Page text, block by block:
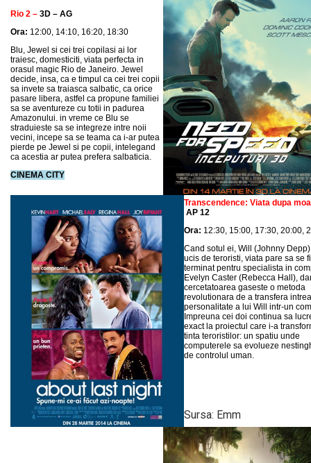
Rio 2 – 3D – AG
Ora: 12:00, 14:10, 16:20, 18:30
Blu, Jewel si cei trei copilasi ai lor
traiesc, domesticiti, viata perfecta in
orasul magic Rio de Janeiro. Jewel
decide, insa, ca e timpul ca cei trei copii
sa invete sa traiasca salbatic, ca orice
pasare libera, astfel ca propune familiei
sa se aventureze cu totii in padurea
Amazonului. in vreme ce Blu se
straduieste sa se integreze intre noii
vecini, incepe sa se teama ca i-ar putea
pierde pe Jewel si pe copii, intelegand
ca acestia ar putea prefera salbaticia.
CINEMA CITY
Transcendence: Viata dupa
AP 12
Ora: 12:30, 15:00, 17:30, 20:00,
Cand sotul ei, Will (Johnny
ucis de teroristi, viata pare sa se fi
terminat pentru specialista in
Evelyn Caster (Rebecca Hall),
cercetatoarea gaseste o metoda
revolutionara de a transfera
personalitate a lui Will intr-un
Impreuna cei doi continua sa
exact la proiectul care i-a
tinta teroristilor: un spatiu unde
computerele sa evolueze
de controlul uman.
Sursa: Emm